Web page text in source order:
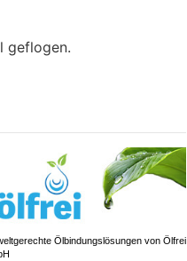
geflogen.
Ölbindungslösungen von Ölfrei